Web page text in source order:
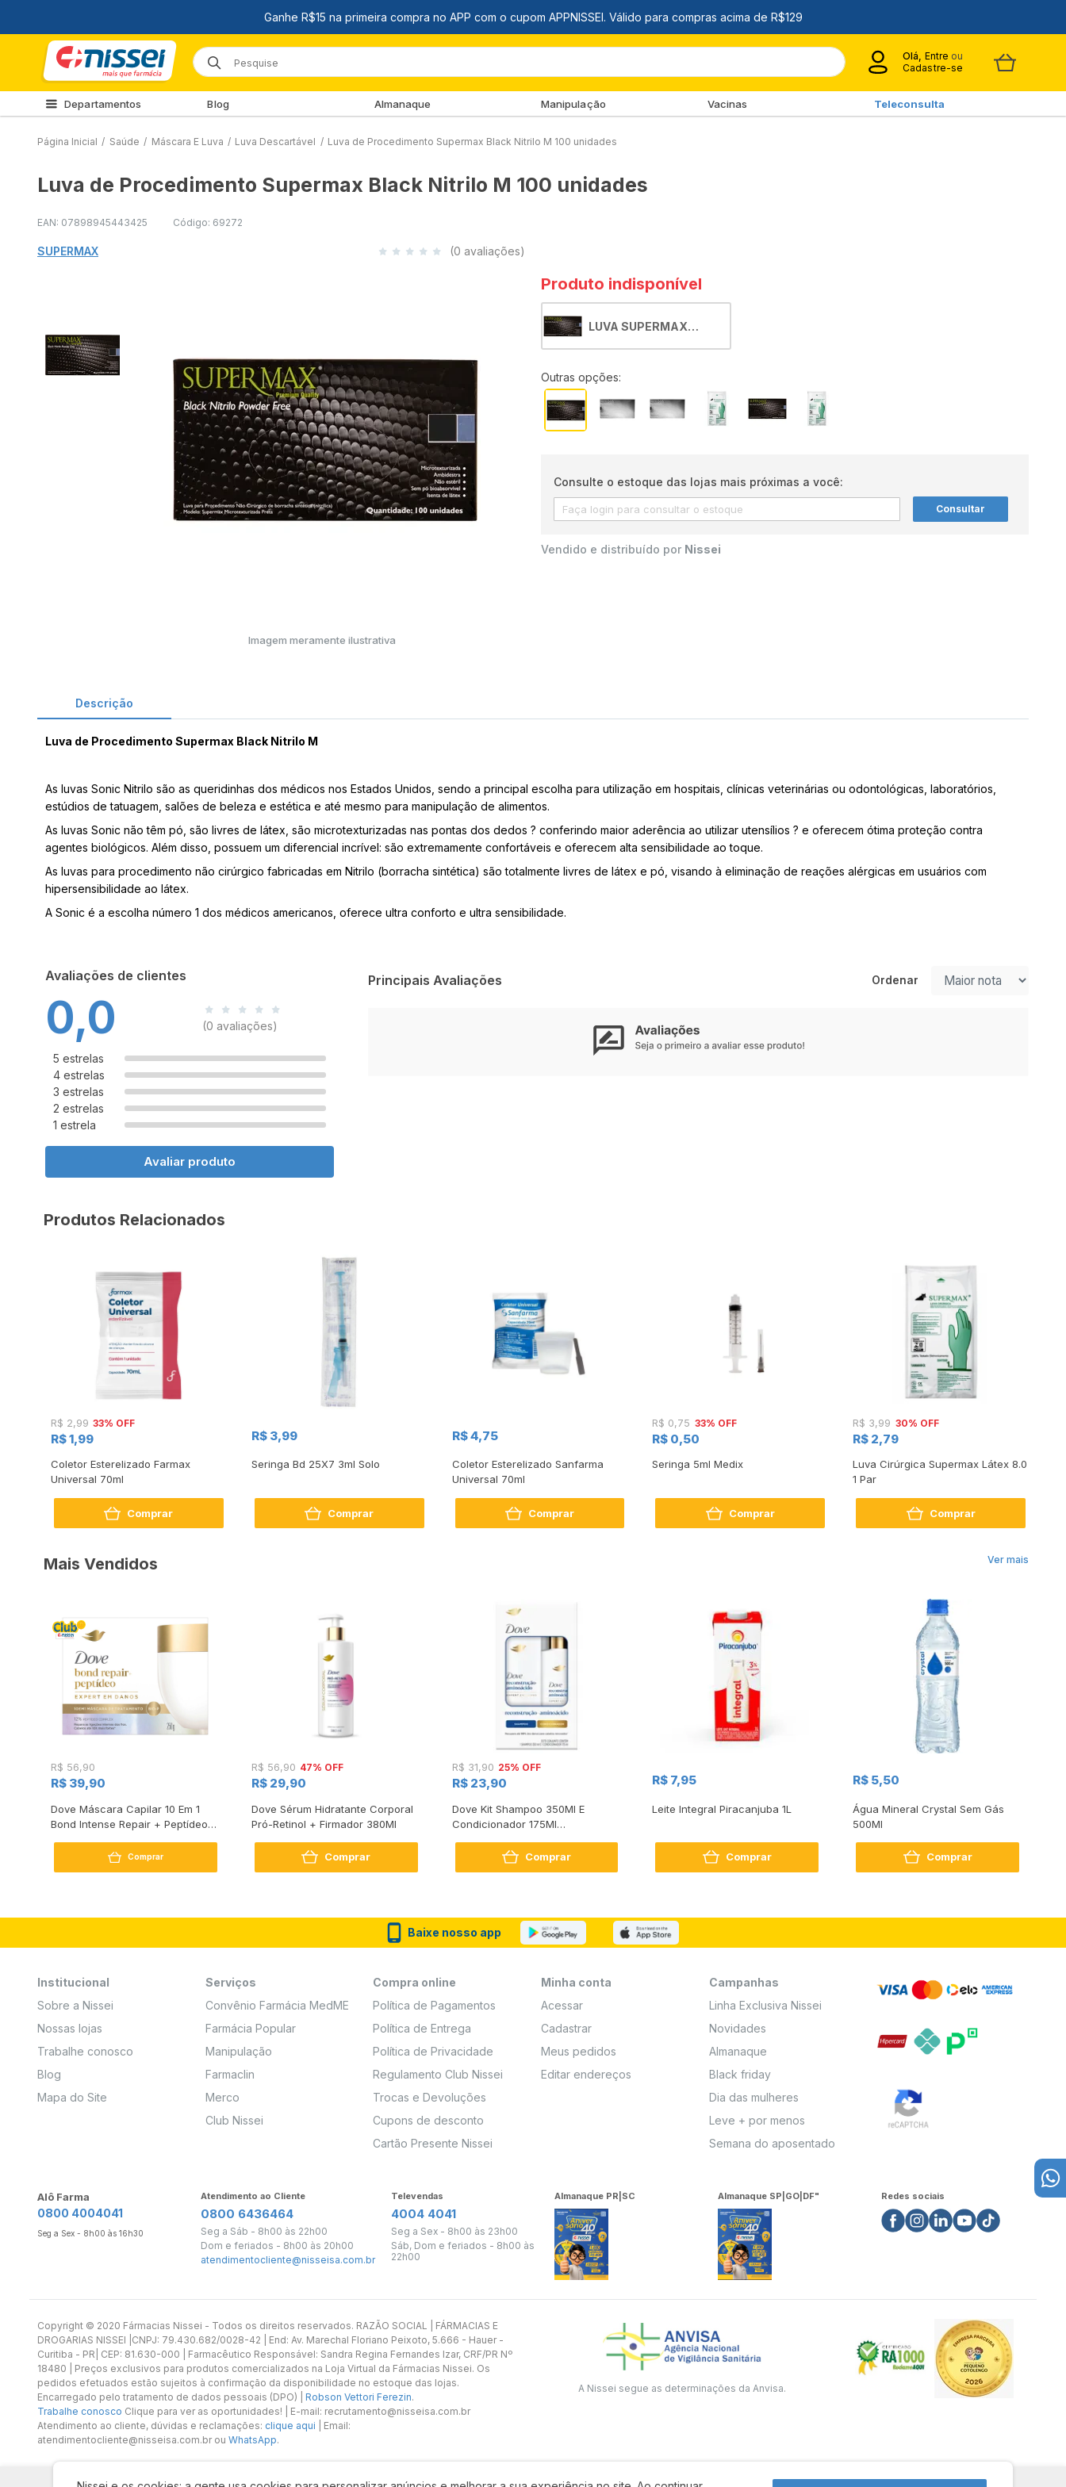
Olá, Entre ou
Cadastre-se
Departamentos Blog Almanaque Manipulação Vacinas Teleconsulta
Página Inicial / Saúde / Máscara E Luva / Luva Descartável / Luva de Procedimento Supermax Black Nitrilo M 100 unidades
Luva de Procedimento Supermax Black Nitrilo M 100 unidades
EAN: 07898945443425 Código: 69272
SUPERMAX (0 avaliações)
Imagem meramente ilustrativa
Produto indisponível
LUVA SUPERMAX
NITRILO M C/100
Outras opções:
Consulte o estoque das lojas mais próximas a você:
Consultar
Vendido e distribuído por Nissei
Descrição
Luva de Procedimento Supermax Black Nitrilo M
As luvas Sonic Nitrilo são as queridinhas dos médicos nos Estados Unidos, sendo a principal escolha para utilização em hospitais, clínicas veterinárias ou odontológicas, laboratórios,
estúdios de tatuagem, salões de beleza e estética e até mesmo para manipulação de alimentos.
As luvas Sonic não têm pó, são livres de látex, são microtexturizadas nas pontas dos dedos ? conferindo maior aderência ao utilizar utensílios ? e oferecem ótima proteção contra
agentes biológicos. Além disso, possuem um diferencial incrível: são extremamente confortáveis e oferecem alta sensibilidade ao toque.
As luvas para procedimento não cirúrgico fabricadas em Nitrilo (borracha sintética) são totalmente livres de látex e pó, visando à eliminação de reações alérgicas em usuários com
hipersensibilidade ao látex.
A Sonic é a escolha número 1 dos médicos americanos, oferece ultra conforto e ultra sensibilidade.
Avaliações de clientes
0,0 (0 avaliações)
5 estrelas
4 estrelas
3 estrelas
2 estrelas
1 estrela
Avaliar produto
Principais Avaliações Ordenar
Produtos Relacionados
R$ 2,99 33% OFF
R$ 1,99
Coletor Esterelizado Farmax
Universal 70ml
Comprar
R$ 3,99
Seringa Bd 25X7 3ml Solo
Comprar
R$ 4,75
Coletor Esterelizado Sanfarma
Universal 70ml
Comprar
R$ 0,75 33% OFF
R$ 0,50
Seringa 5ml Medix
Comprar
R$ 3,99 30% OFF
R$ 2,79
Luva Cirúrgica Supermax Látex 8.0
1 Par
Comprar
Ver mais
Mais Vendidos
R$ 56,90
R$ 39,90
Dove Máscara Capilar 10 Em 1
Bond Intense Repair + Peptídeo
Comprar
R$ 56,90 47% OFF
R$ 29,90
Dove Sérum Hidratante Corporal
Pró-Retinol + Firmador 380Ml
Comprar
R$ 31,90 25% OFF
R$ 23,90
Dove Kit Shampoo 350Ml E
Condicionador 175Ml
Comprar
R$ 7,95
Leite Integral Piracanjuba 1L
Comprar
R$ 5,50
Água Mineral Crystal Sem Gás
500Ml
Comprar
Baixe nosso app
Institucional
Sobre a Nissei
Nossas lojas
Trabalhe conosco
Blog
Mapa do Site
Serviços
Convênio Farmácia MedME
Farmácia Popular
Manipulação
Farmaclin
Merco
Club Nissei
Compra online
Política de Pagamentos
Política de Entrega
Política de Privacidade
Regulamento Club Nissei
Trocas e Devoluções
Cupons de desconto
Cartão Presente Nissei
Minha conta
Acessar
Cadastrar
Meus pedidos
Editar endereços
Campanhas
Linha Exclusiva Nissei
Novidades
Almanaque
Black friday
Dia das mulheres
Leve + por menos
Semana do aposentado
Alô Farma
0800 4004041
Seg a Sex - 8h00 às 16h30
Atendimento ao Cliente
0800 6436464
Seg a Sáb - 8h00 às 22h00
Dom e feriados - 8h00 às 20h00
atendimentocliente@nisseisa.com.br
Televendas
4004 4041
Seg a Sex - 8h00 às 23h00
Sáb, Dom e feriados - 8h00 às
22h00
Almanaque PR|SC Almanaque SP|GO|DF" Redes sociais
Copyright ©️ 2020 Fármacias Nissei - Todos os direitos reservados. RAZÃO SOCIAL | FÁRMACIAS E
DROGARIAS NISSEI |CNPJ: 79.430.682/0028-42 | End: Av. Marechal Floriano Peixoto, 5.666 - Hauer -
Curitiba - PR| CEP: 81.630-000 | Farmacêutico Responsável: Sandra Regina Fernandes Izar, CRF/PR Nº
18480 | Preços exclusivos para produtos comercializados na Loja Virtual da Fármacias Nissei. Os
pedidos efetuados estão sujeitos à confirmação da disponibilidade no estoque das lojas.
Encarregado pelo tratamento de dados pessoais (DPO) | Robson Vettori Ferezin.
Trabalhe conosco Clique para ver as oportunidades! | E-mail: recrutamento@nisseisa.com.br
Atendimento ao cliente, dúvidas e reclamações: clique aqui | Email:
atendimentocliente@nisseisa.com.br ou WhatsApp.
A Nissei segue as determinações da Anvisa.